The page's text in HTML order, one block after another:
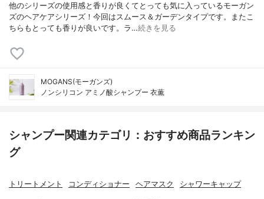
他のシリーズの使用感と香りが良くてとっても気に入っているモーガン
ズのヘアケアシリーズ！今回はスムース＆ガーデンタイプです。またこ
ちらもとっても香りが良いです。ラ…続きを見る
MOGANS(モーガンズ)
ノンシリコン アミノ酸シャンプー 衣薫
シャンプー関連カテゴリ：おすすめ商品ランキン
グ
トリートメント コンディショナー ヘアマスク シャワーキャップ